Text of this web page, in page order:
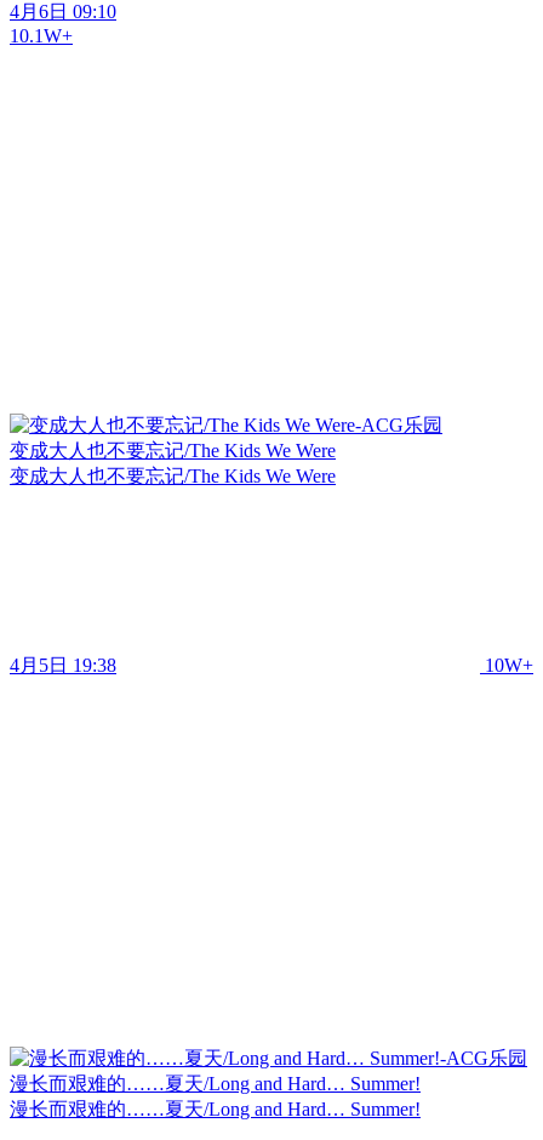
4月6日 09:10
10.1W+
变成大人也不要忘记/The Kids We Were
变成大人也不要忘记/The Kids We Were
4月5日 19:38 10W+
漫长而艰难的……夏天/Long and Hard… Summer!
漫长而艰难的……夏天/Long and Hard… Summer!